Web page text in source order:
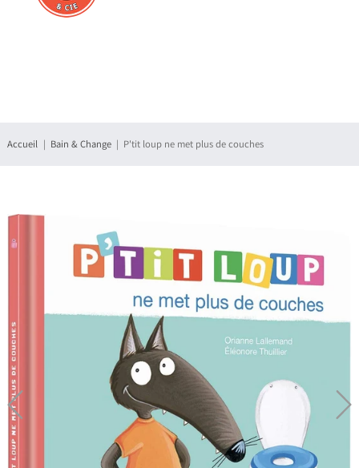
Accueil Bain & Change P'tit loup ne met plus de couches